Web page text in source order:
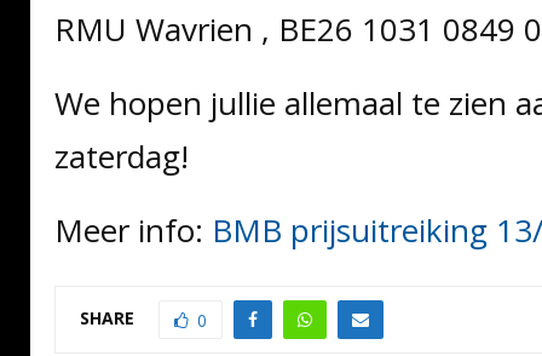
RMU Wavrien , BE26 1031 0849
We hopen jullie allemaal te zien
zaterdag!
Meer info: BMB prijsuitreiking
SHARE 0